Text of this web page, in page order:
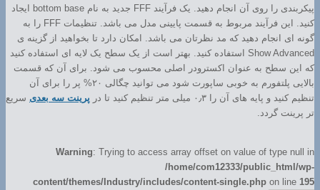
پیکربندی را روی آن انجام دهید. یک فرآیند FFF جدید به نام bottom base ایجاد
کنید. این فرآیند مربوط به قسمت پایینی مدل می باشد. تنظیمات FFF را به
گونه ای انجام دهید که مد نظرتان می باشد. امکان دارد تا بخواهید از گزینه ی
Show Advanced استفاده کنید. بهتر است از یک سطح یک لایه ای استفاده کنید
که این سطح به عنوان اکسترودر اصلی محسوب می شود. برای آن که قسمت
بالایی پلتفورم به خوبی ساپورت شود می توانید چگالی ۲۰% پر را برای آن
تنظیم کنید و پایه های آن را ۰٫۳ میلی متر تنظیم کنید تا در
پرینت سه بعدی سریع
تر پرینت گردد.
Warning: Trying to access array offset on value of type null in
/home/com12333/public_html/wp-
content/themes/Industry/includes/content-single.php on line 195